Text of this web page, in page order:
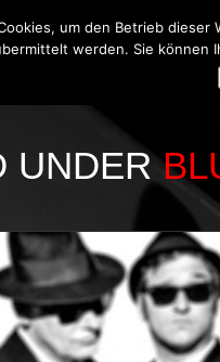
BLUES BROTHERS
UNDER
um den Betrieb
werden. Sie können